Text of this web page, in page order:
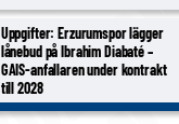
Uppgifter: Erzurumspor lägger
lånebud på Ibrahim Diabaté –
GAIS-anfallaren under kontrakt
till 2028